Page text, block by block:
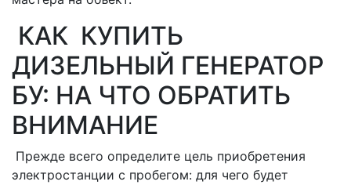
КАК КУПИТЬ
ДИЗЕЛЬНЫЙ ГЕНЕРАТОР
БУ: НА ЧТО ОБРАТИТЬ
ВНИМАНИЕ
Прежде всего определите цель приобретения
электростанции с пробегом: для чего будет